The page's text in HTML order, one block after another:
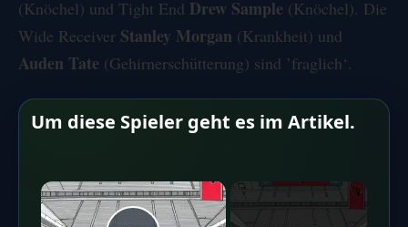
(Knöchel) und Tight End Drew Sample (Knöchel). Die
Wide Receiver Stanley Morgan (Krankheit) und
Auden Tate (Gehirnerschütterung) sind ’fraglich‘.
Um diese Spieler geht es im Artikel.
×